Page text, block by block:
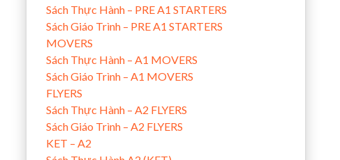
Sách Thực Hành – PRE A1 STARTERS
Sách Giáo Trình – PRE A1 STARTERS
MOVERS
Sách Thực Hành – A1 MOVERS
Sách Giáo Trình – A1 MOVERS
FLYERS
Sách Thực Hành – A2 FLYERS
Sách Giáo Trình – A2 FLYERS
KET – A2